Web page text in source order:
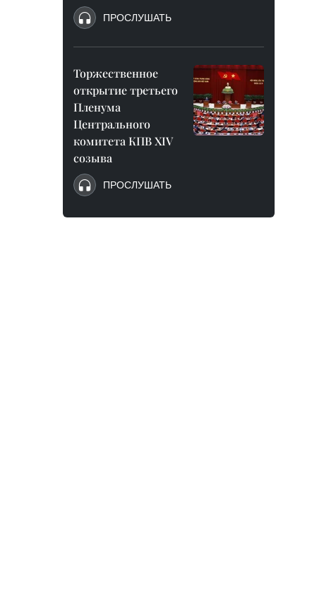
ПРОСЛУШАТЬ
Торжественное
открытие третьего
Пленума
Центрального
комитета КПВ XIV
созыва
ПРОСЛУШАТЬ